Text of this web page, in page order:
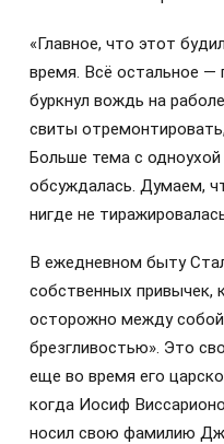
«Главное, что этот
время. Всё остальное —
буркнул вождь на
свиты
Больше тема с
обсуждалась. Думаем,
нигде не
В ежедневном быту
собственных привычек,
осторожно между
брезгливостью». Это
еще во время его
когда Иосиф
носил свою фамилию